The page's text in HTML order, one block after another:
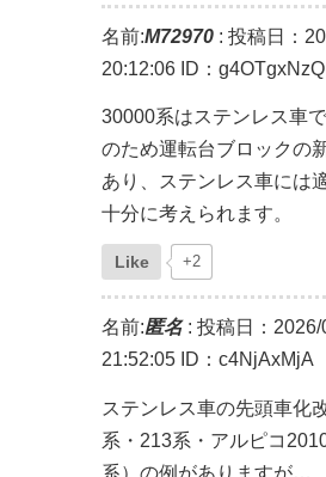
名前:M72970 : 投稿日：
20:12:06 ID：g4OTgxNzQ
30000系はステンレス車
のため運転台ブロックの
あり、ステンレス車には
十分に考えられます。
Like +2
名前:匿名: 投稿日：2026/
21:52:05 ID：c4NjAxMjA
ステンレス車の先頭車化
系・213系・アルピコ
系）の例がありますが…